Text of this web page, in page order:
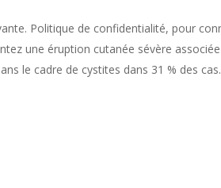
Politique de confidentialité, pour
une éruption cutanée sévère
le cadre de cystites dans 31 % des cas.